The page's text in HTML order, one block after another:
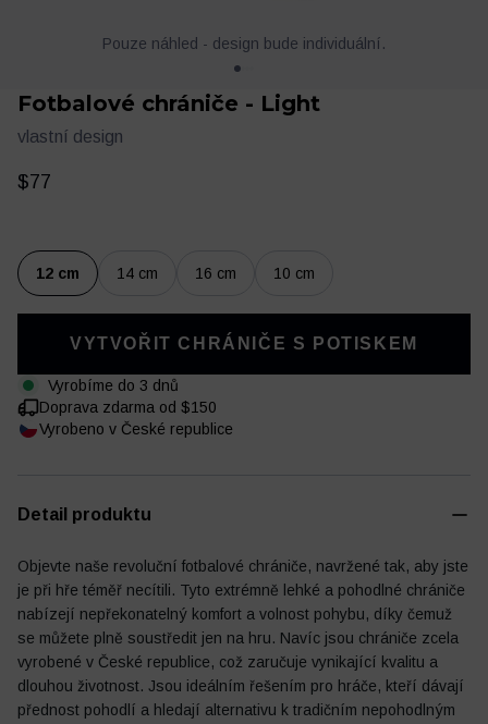
Pouze náhled - design bude individuální.
Fotbalové chrániče - Light
vlastní design
$77
12 cm 14 cm 16 cm 10 cm
VYTVOŘIT CHRÁNIČE S POTISKEM
Vyrobíme do 3 dnů
Doprava zdarma od $150
Vyrobeno v České republice
Detail produktu
Objevte naše revoluční fotbalové chrániče, navržené tak, aby jste
je při hře téměř necítili. Tyto extrémně lehké a pohodlné chrániče
nabízejí nepřekonatelný komfort a volnost pohybu, díky čemuž
se můžete plně soustředit jen na hru. Navíc jsou chrániče zcela
vyrobené v České republice, což zaručuje vynikající kvalitu a
dlouhou životnost. Jsou ideálním řešením pro hráče, kteří dávají
přednost pohodlí a hledají alternativu k tradičním nepohodlným